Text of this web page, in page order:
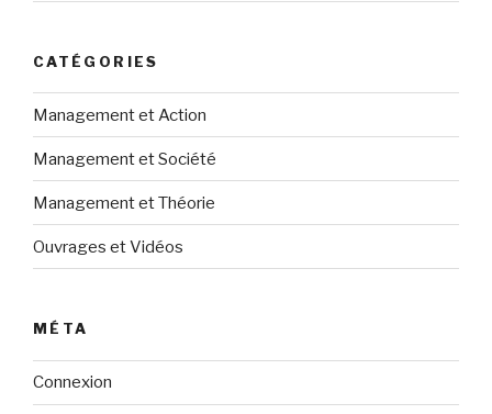
CATÉGORIES
Management et Action
Management et Société
Management et Théorie
Ouvrages et Vidéos
MÉTA
Connexion